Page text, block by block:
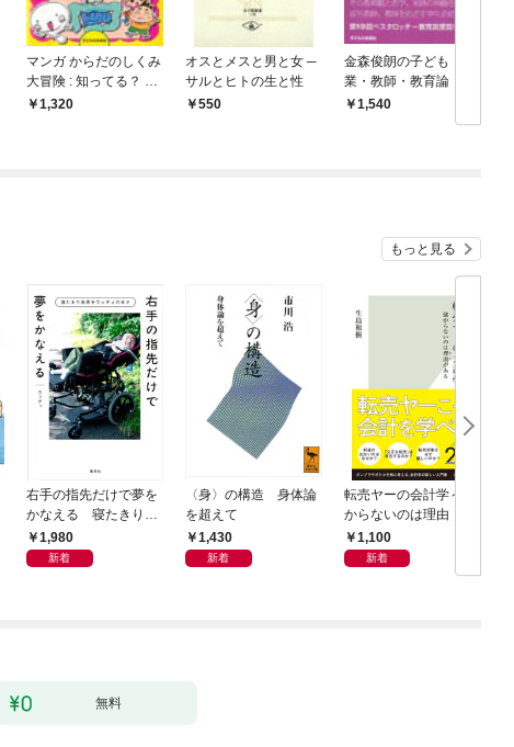
マンガ からだのしくみ
大冒険 : 知ってる？ 人
体のフシギ
1,320
オスとメスと男と女 ─
サルとヒトの生と性
550
金森俊朗の子ども・授
業・教師・教育論
1,540
もっと見る
右手の指先だけで夢を
かなえる 寝たきり系
男子ウッディの日々
1,980
新着
〈身〉の構造 身体論
を超えて
1,430
新着
転売ヤーの会計学～儲
からないのは理由（わ
け）がある～
1,100
新着
無料